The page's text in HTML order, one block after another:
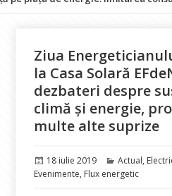
Ziua
la Casa Solară
dezbateri despre
climă și energie,
multe alte suprize
Publicat
pe
18 iulie 2019 Categorii
Actual,
Evenimente, Flux energetic